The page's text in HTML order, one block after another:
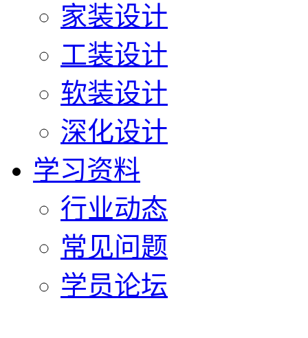
家装设计
工装设计
软装设计
深化设计
学习资料
行业动态
常见问题
学员论坛